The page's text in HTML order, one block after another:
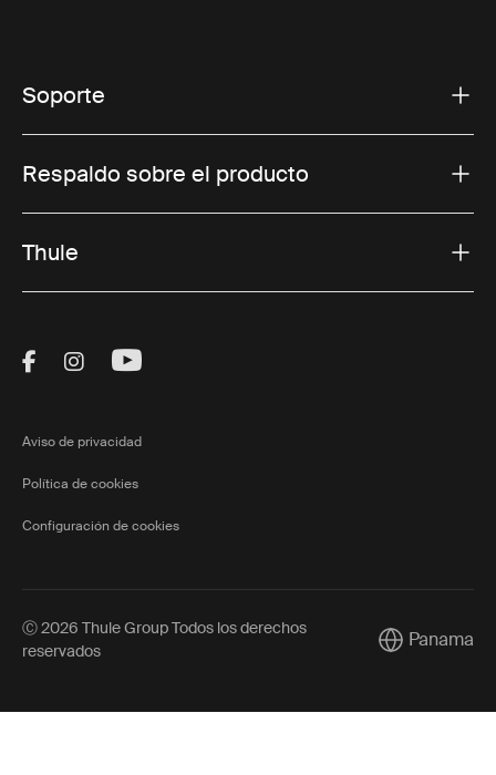
Soporte
Respaldo sobre el producto
Thule
Visit Thule on Facebook (external link)
Visit Thule on Instagram (external link)
Visit Thule on Youtube (external
Aviso de privacidad
Política de cookies
Configuración de cookies
Ⓒ 2026 Thule Group Todos los derechos
reservados
CurrentPanama